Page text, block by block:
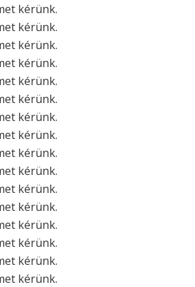
kérünk.
kérünk.
kérünk.
kérünk.
kérünk.
kérünk.
kérünk.
kérünk.
kérünk.
kérünk.
kérünk.
kérünk.
kérünk.
kérünk.
kérünk.
kérünk.